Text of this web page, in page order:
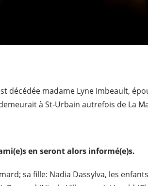
décédée madame Lyne Imbeault,
à St-Urbain autrefois de La
en seront alors informé(e)s.
sa fille: Nadia Dassylva, les